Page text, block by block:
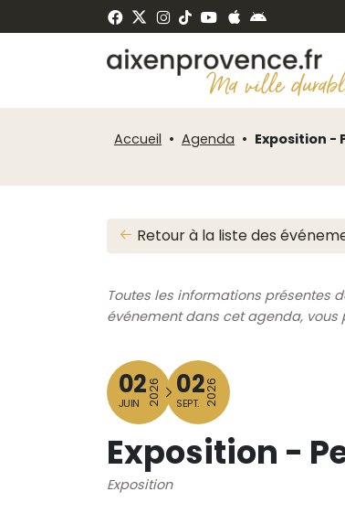
Accueil Agenda Exposition -
Retour à la liste des
Toutes les informations présentes
événement dans cet agenda, vous
02
JUIN 2026 02
SEPT. 2026
Exposition -
Exposition
de
Panneau de gestion des cookies